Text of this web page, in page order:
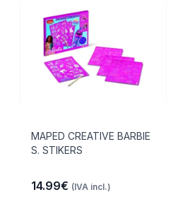
MAPED CREATIVE BARBIE
S. STIKERS
14.99€ (IVA incl.)